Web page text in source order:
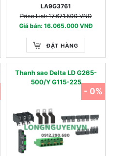
LA9G3761
Price List: 17.671.500 VNĐ
Giá bán: 16.065.000 VNĐ
ĐẶT HÀNG
Thanh sao Delta LD G265-
500/Y G115-225
- 0%